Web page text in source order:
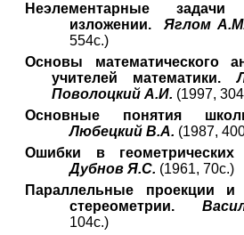
Неэлементарные
изложении. Яглом
554с.)
Основы математического
учителей математики.
Поволоцкий А.И. (1997,
Основные понятия
Любецкий В.А. (1987,
Ошибки в геометрических
Дубнов Я.С. (1961, 70с.)
Параллельные проекции
стереометрии.
104с.)